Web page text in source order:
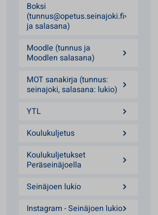
Boksi
(tunnus@opetus.seinajoki.fi
ja salasana)
Moodle (tunnus ja
Moodlen salasana)
MOT sanakirja (tunnus:
seinajoki, salasana: lukio)
YTL
Koulukuljetus
Koulukuljetukset
Peräseinäjoella
Seinäjoen lukio
Instagram - Seinäjoen lukio